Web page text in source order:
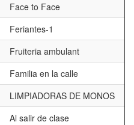
Face to Face
Feriantes-1
Fruiteria ambulant
Familia en la calle
LIMPIADORAS DE MONOS
Al salir de clase